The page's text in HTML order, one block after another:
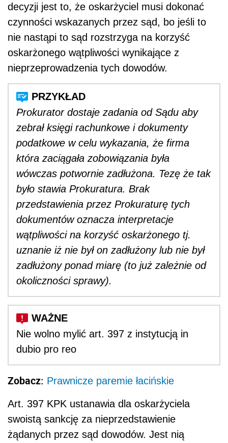
decyzji jest to, że oskarżyciel musi dokonać
czynności wskazanych przez sąd, bo jeśli to
nie nastąpi to sąd rozstrzyga na korzyść
oskarżonego wątpliwości wynikające z
nieprzeprowadzenia tych dowodów.
Prokurator dostaje zadania od Sądu aby
zebrał księgi rachunkowe i dokumenty
podatkowe w celu wykazania, że firma
która zaciągała zobowiązania była
wówczas potwornie zadłużona. Tezę że tak
było stawia Prokuratura. Brak
przedstawienia przez Prokuraturę tych
dokumentów oznacza interpretacje
wątpliwości na korzyść oskarżonego tj.
uznanie iż nie był on zadłużony lub nie był
zadłużony ponad miarę (to już zależnie od
okoliczności sprawy).
Nie wolno mylić art. 397 z instytucją in
dubio pro reo
Zobacz: Prawnicze paremie łacińskie
Art. 397 KPK ustanawia dla oskarżyciela
swoistą sankcję za nieprzedstawienie
żądanych przez sąd dowodów. Jest nią